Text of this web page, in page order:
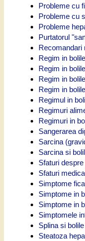
Probleme cu
Probleme cu
Probleme
Purtatorul
Recomandari
Regim in
Regim in
Regim in
Regim in
Regimul in
Regimuri
Regimuri in
Sangerarea
Sarcina
Sarcina si
Sfaturi
Sfaturi
Simptome
Simptome in
Simptome in
Simptomele
Splina si
Steatoza